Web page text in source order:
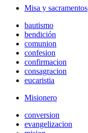
Misa y sacramentos
bautismo
bendición
comunion
confesion
confirmacion
consagracion
eucaristia
Misionero
conversion
evangelizacion